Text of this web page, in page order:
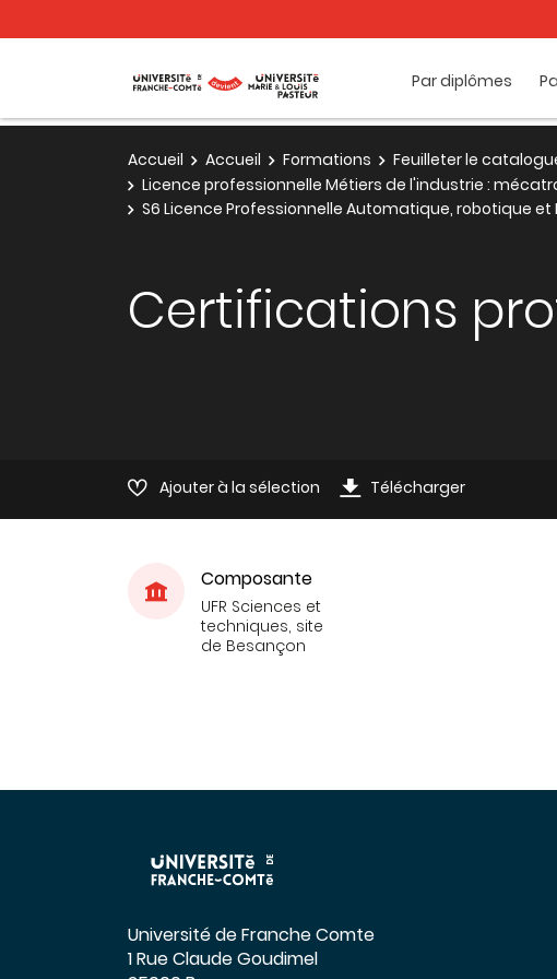
Par diplômes
Accueil Accueil Formations Feuilleter le
Licence professionnelle Métiers de l'industrie :
S6 Licence Professionnelle Automatique, robotique et
Certifications
Ajouter à la sélection Télécharger
Composante
UFR Sciences et
techniques, site
de Besançon
Université de Franche Comte
1 Rue Claude Goudimel